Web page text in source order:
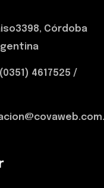
Córdoba
4617525 /